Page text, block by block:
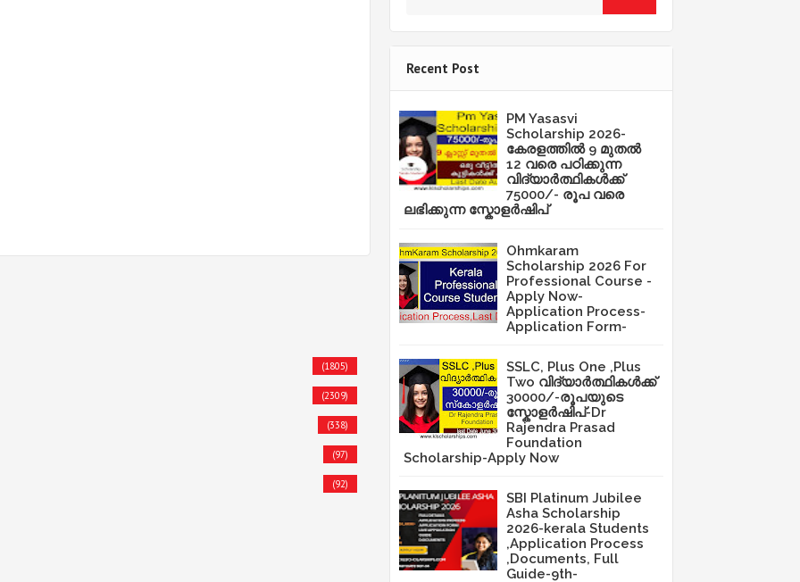
(1805)
(2309)
(338)
(97)
(92)
Recent Post
PM Yasasvi
Scholarship 2026-
കേരളത്തിൽ 9 മുതൽ
12 വരെ പഠിക്കുന്ന
വിദ്യാർത്ഥികൾക്ക്
75000/- രൂപ വരെ
ലഭിക്കുന്ന സ്കോളർഷിപ്
Ohmkaram
Scholarship 2026 For
Professional Course -
Apply Now-
Application Process-
Application Form-
SSLC, Plus One ,Plus
Two വിദ്യാർത്ഥികൾക്ക്
30000/-രൂപയുടെ
സ്കോളർഷിപ്-Dr
Rajendra Prasad
Foundation
Scholarship-Apply Now
SBI Platinum Jubilee
Asha Scholarship
2026-kerala Students
,Application Process
,Documents, Full
Guide-9th-